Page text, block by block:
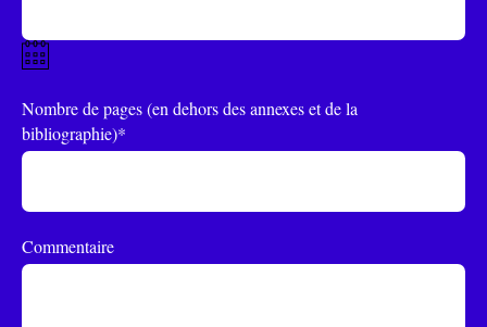
Nombre de pages (en dehors des annexes et de la
bibliographie)*
Commentaire